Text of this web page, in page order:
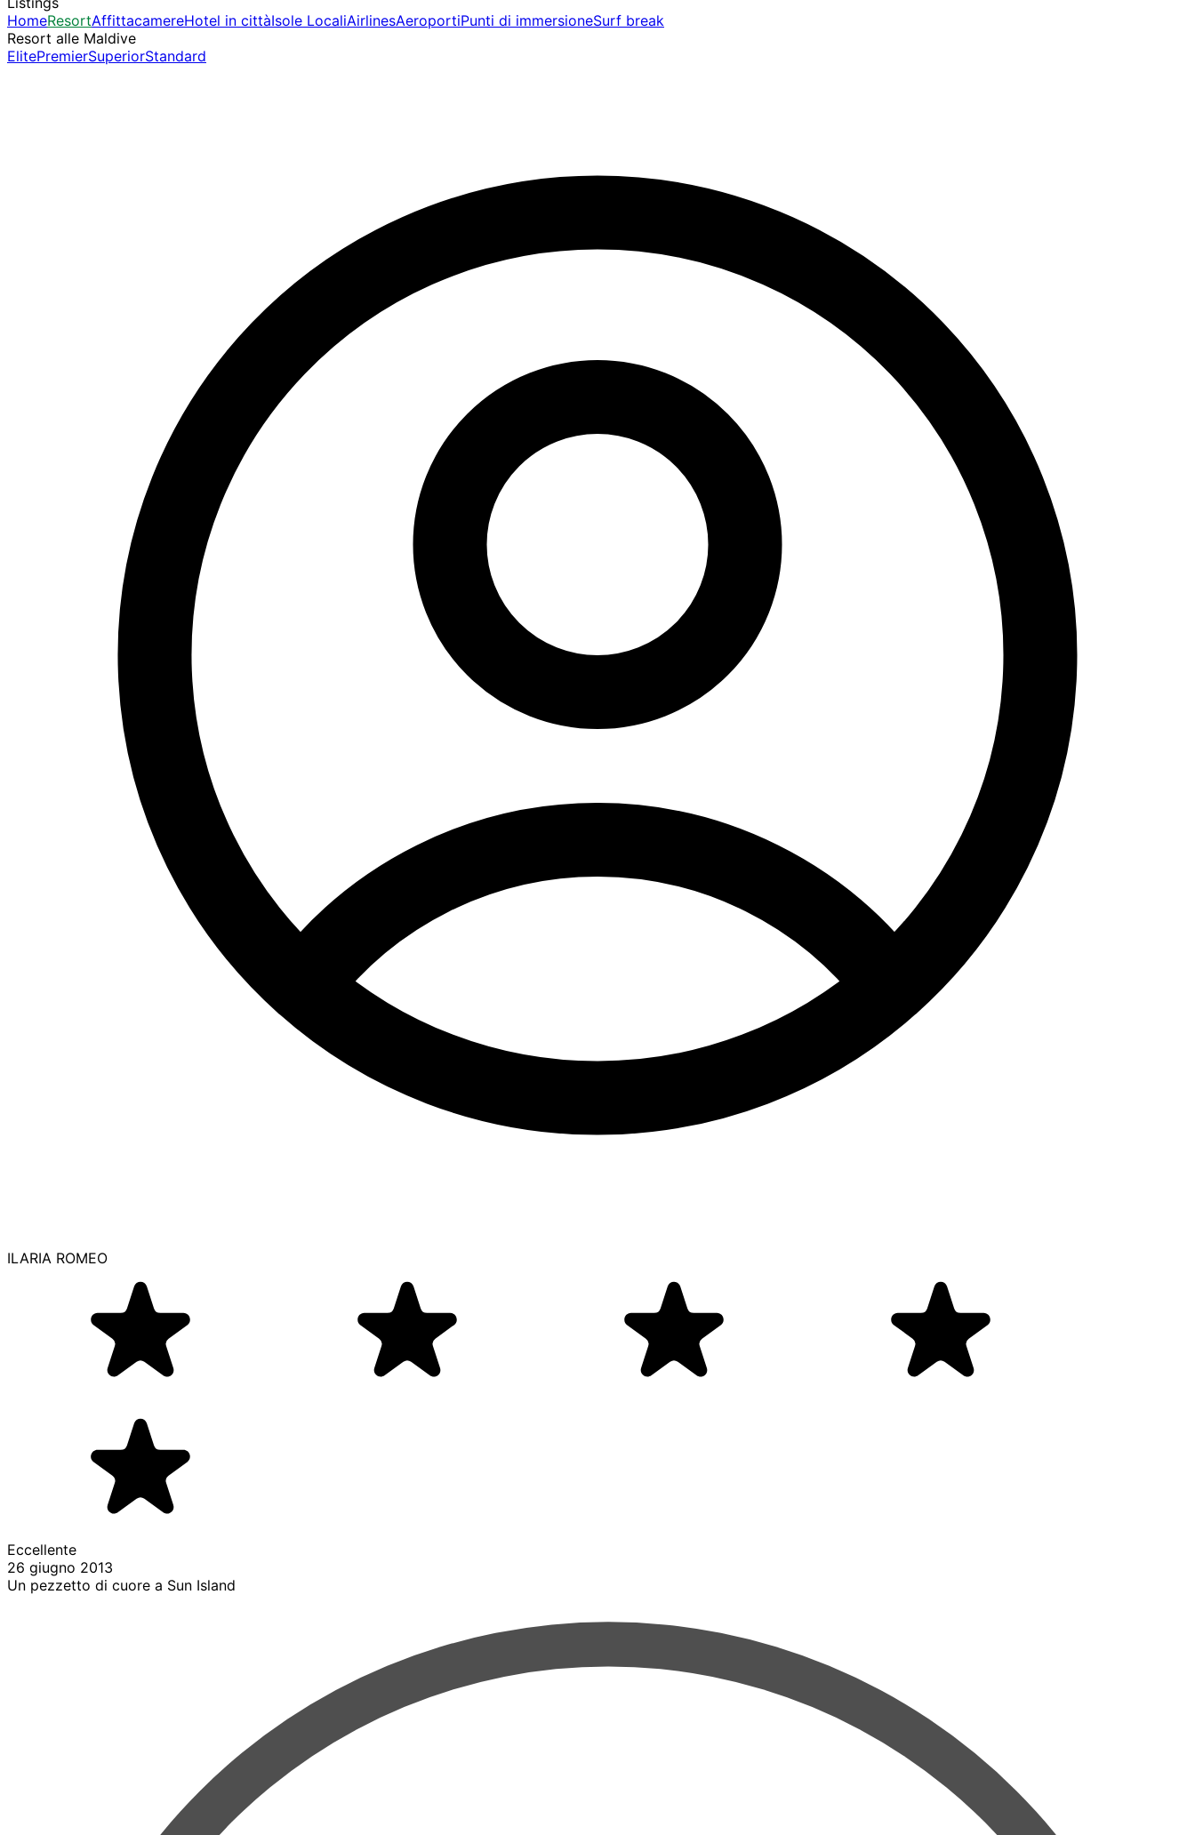
HomeResortAffittacamereHotel in cittàIsole LocaliAirlinesAeroportiPunti di immersioneSurf break
Resort alle Maldive
ElitePremierSuperiorStandard
ILARIA ROMEO
Eccellente
26 giugno 2013
Un pezzetto di cuore a Sun Island